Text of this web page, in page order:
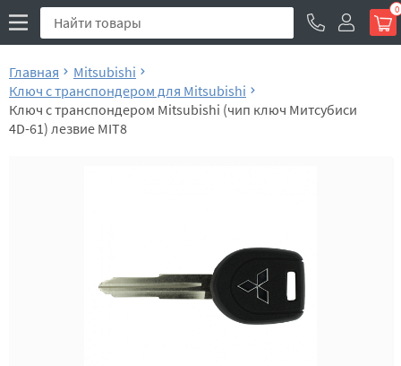
0
Главная
Mitsubishi
Ключ с транспондером для Mitsubishi
Ключ с транспондером Mitsubishi (чип ключ Митсубиси
4D-61) лезвие MIT8